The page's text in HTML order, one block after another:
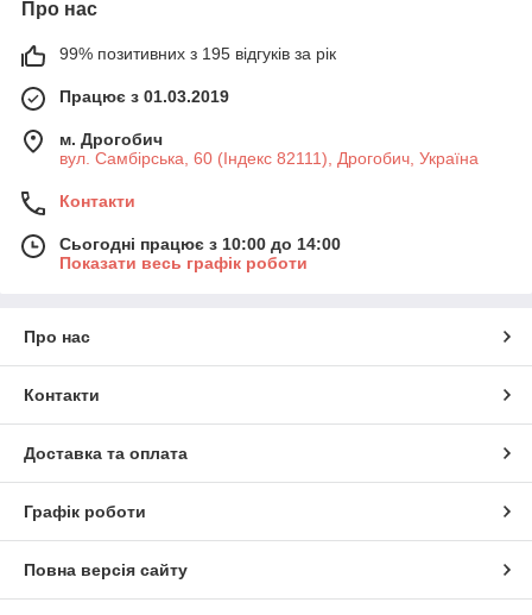
Про нас
99% позитивних з 195 відгуків за рік
Працює з 01.03.2019
м. Дрогобич
вул. Самбірська, 60 (Індекс 82111), Дрогобич, Україна
Контакти
Сьогодні працює з 10:00 до 14:00
Показати весь графік роботи
Про нас
Контакти
Доставка та оплата
Графік роботи
Повна версія сайту